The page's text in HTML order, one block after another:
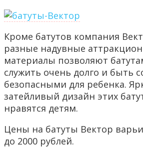
Кроме батутов компания
разные надувные
материалы позволяют
служить очень долго и быть
безопасными для ребенка.
затейливый дизайн этих
нравятся детям.
Цены на батуты Вектор
до 2000 рублей.